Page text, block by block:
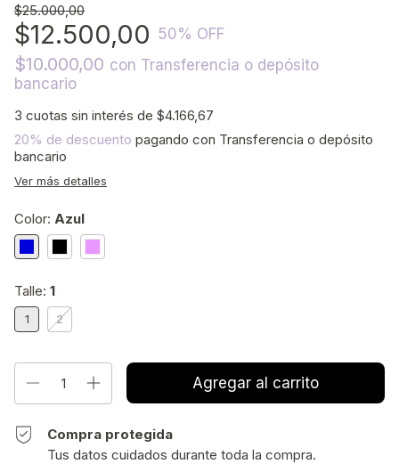
$25.000,00
$12.500,00 50% OFF
$10.000,00 con Transferencia o depósito
bancario
3 cuotas sin interés de $4.166,67
20% de descuento pagando con Transferencia o depósito
bancario
Ver más detalles
Color: Azul
Talle: 1
1 2
Compra protegida
Tus datos cuidados durante toda la compra.